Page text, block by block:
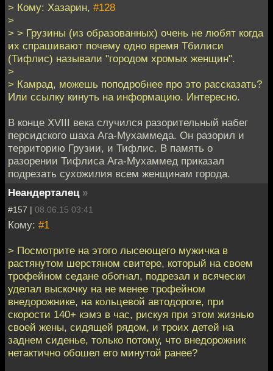
> Кому: Хазарин, #128
>
> > Грузины (из образованных) очень не любят когда
их спрашивают почему одно время Тбилиси
(Тифлис) называли "городом хромых женщин".
>
> Камрад, можешь поподробнее про это рассказать?
Или ссылку кинуть на информацию. Интересно.
В конце XVIII века случился разорительный набег
персидского шаха Ага-Мухаммеда. Он разорил и
территорию Грузии, и Тифлис. В память о
разорении Тифлиса Ага-Мухаммед приказал
подрезать сухожилия всем женщинам города.
Неандерталец »
#157 | 08.06.15 03:41
Кому: #1
> Посмотрите на этого лысеющего мужичка в
растянутом шерстяном свитере, который на своем
трофейном седане обогнал, подрезал и всячески
уделал выскочку на не менее трофейном
внедорожнике, на кольцевой автодороге, при
скорости 140+ кэмэ в час, рискуя при этом жизнью
своей жены, сидящей рядом, и троих детей на
заднем сиденье, только потому, что внедорожник
нетактично обошел его минутой ранее?